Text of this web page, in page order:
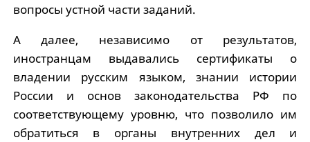
вопросы устной части заданий.
А далее, независимо от результатов,
иностранцам выдавались сертификаты о
владении русским языком, знании истории
России и основ законодательства РФ по
соответствующему уровню, что позволило им
обратиться в органы внутренних дел и